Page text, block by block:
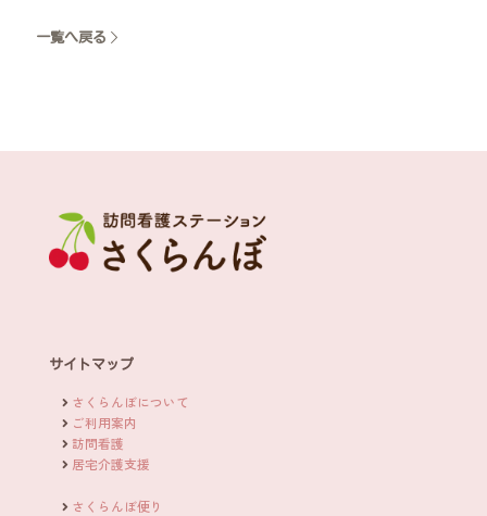
一覧へ戻る
サイトマップ
さくらんぼについて
ご利用案内
訪問看護
居宅介護支援
さくらんぼ便り